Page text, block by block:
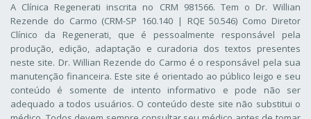
A Clínica Regenerati inscrita no CRM 981566. Tem o Dr. Willian
Rezende do Carmo (CRM-SP 160.140 | RQE 50.546) Como Diretor
Clínico da Regenerati, que é pessoalmente responsável pela
produção, edição, adaptação e curadoria dos textos presentes
neste site. Dr. Willian Rezende do Carmo é o responsável pela sua
manutenção financeira. Este site é orientado ao público leigo e seu
conteúdo é somente de intento informativo e pode não ser
adequado a todos usuários. O conteúdo deste site não substitui o